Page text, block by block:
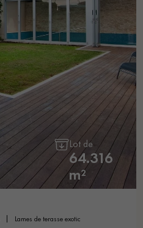
Lot de
64.316
m²
lames de terasse exotic